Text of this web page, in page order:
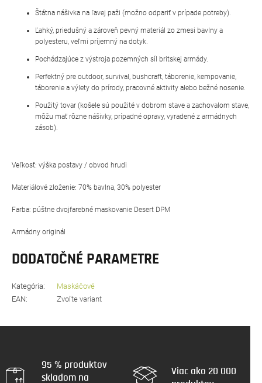
Štátna nášivka na ľavej paži (možno odpariť v prípade potreby).
Ľahký, priedušný a zároveň pevný materiál zo zmesi bavlny a
polyesteru, veľmi príjemný na dotyk.
Pochádzajúce z výstroja pozemných síl britskej armády.
Perfektný pre outdoor, survival, bushcraft, táborenie, kempovanie,
táborenie a výlety do prírody, pracovné aktivity alebo bežné nosenie.
Použitý tovar (košele sú použité v dobrom stave a zachovalom stave,
môžu mať rôzne nášivky, prípadné opravy, vyradené z armádnych
zásob).
Veľkosť: výška postavy / obvod hrudi
Materiálové zloženie: 70% bavlna, 30% polyester
Farba: púštne dvojfarebné maskovanie Desert DPM
Armádny originál
DODATOČNÉ PARAMETRE
Kategória:
Maskáčové
EAN: Zvoľte variant
95 % produktov
skladom na
Viac ako 20 000